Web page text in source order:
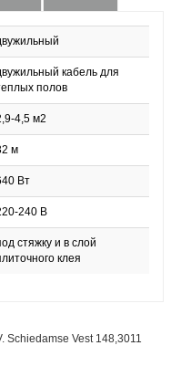
кабель для
полов
4,5 м2
м
Вт
240 В
стяжку и в слой
клея
Schiedamse Vest 148,3011